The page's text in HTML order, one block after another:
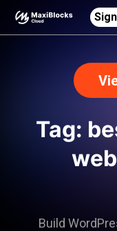
Tag:
Build